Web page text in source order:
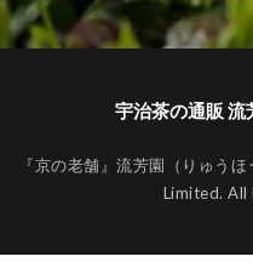
宇治茶の通販 流
『京の老舗』流芳園（りゅう
Limited. All